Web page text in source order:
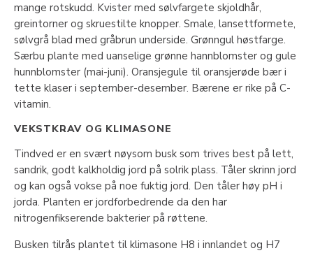
mange rotskudd. Kvister med sølvfargete skjoldhår,
greintorner og skruestilte knopper. Smale, lansettformete,
sølvgrå blad med gråbrun underside. Grønngul høstfarge.
Særbu plante med uanselige grønne hannblomster og gule
hunnblomster (mai-juni). Oransjegule til oransjerøde bær i
tette klaser i september-desember. Bærene er rike på C-
vitamin.
VEKSTKRAV OG KLIMASONE
Tindved er en svært nøysom busk som trives best på lett,
sandrik, godt kalkholdig jord på solrik plass. Tåler skrinn jord
og kan også vokse på noe fuktig jord. Den tåler høy pH i
jorda. Planten er jordforbedrende da den har
nitrogenfikserende bakterier på røttene.
Busken tilrås plantet til klimasone H8 i innlandet og H7